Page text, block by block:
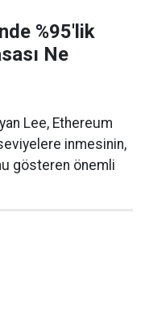
%95'lik
Ne
Lee, Ethereum
inmesinin,
gösteren önemli